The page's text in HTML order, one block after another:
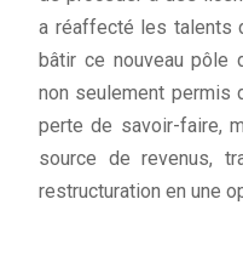
a réaffecté les talents
bâtir ce nouveau pôle
non seulement permis
perte de savoir-faire,
source de revenus,
restructuration en une